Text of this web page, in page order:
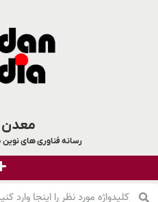
معدن
رسانه فناوری های